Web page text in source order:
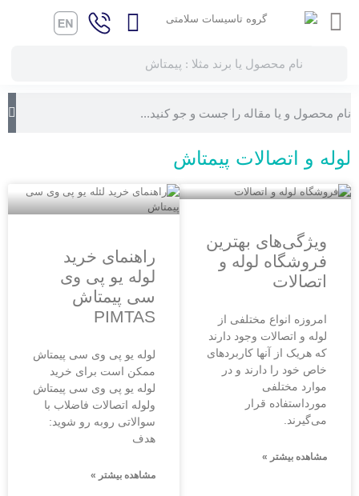
لوله و اتصالات پیمتاش
ویژگی‌های بهترین
فروشگاه لوله و
اتصالات
امروزه انواع مختلفی از
لوله و اتصالات وجود دارند
که هریک از آنها کاربردهای
خاص خود را دارند و در
موارد مختلفی
مورداستفاده قرار
می‌گیرند.
مشاهده بیشتر »
راهنمای خرید
لوله یو پی وی
سی پیمتاش
PIMTAS
لوله یو پی وی سی پیمتاش
ممکن است برای خرید
لوله یو پی وی سی پیمتاش
ولوله اتصالات فاضلاب با
سوالاتی روبه رو شوید:
هدف
مشاهده بیشتر »